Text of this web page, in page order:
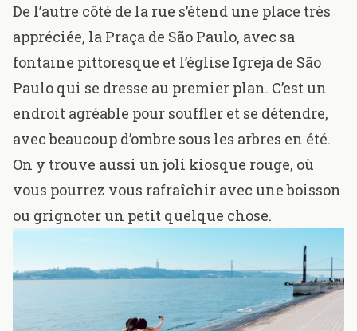
De l’autre côté de la rue s’étend une place très
appréciée, la Praça de São Paulo, avec sa
fontaine pittoresque et l’église Igreja de São
Paulo qui se dresse au premier plan. C’est un
endroit agréable pour souffler et se détendre,
avec beaucoup d’ombre sous les arbres en été.
On y trouve aussi un joli kiosque rouge, où
vous pourrez vous rafraîchir avec une boisson
ou grignoter un petit quelque chose.